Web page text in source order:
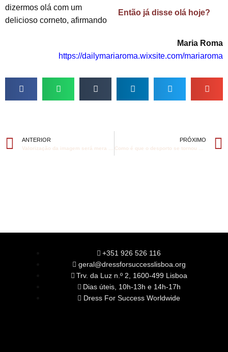
dizermos olá com um
delicioso corneto, afirmando
Então já disse olá hoje?
Maria Roma
https://dailymariaroma.wixsite.com/mariaroma
ANTERIOR PRÓXIMO
+351 926 526 116
geral@dressforsuccesslisboa.org
Trv. da Luz n.º 2, 1600-499 Lisboa
Dias úteis, 10h-13h e 14h-17h
Dress For Success Worldwide